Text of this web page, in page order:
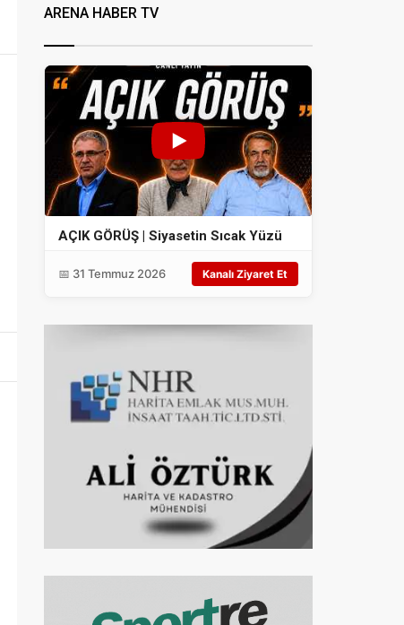
ARENA HABER TV
AÇIK GÖRÜŞ | Siyasetin Sıcak Yüzü
📅 31 Temmuz 2026 Kanalı Ziyaret Et